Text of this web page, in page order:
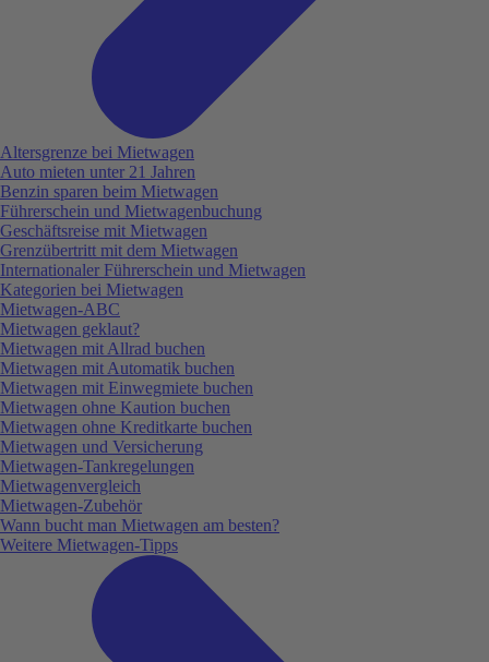
Altersgrenze bei Mietwagen
Auto mieten unter 21 Jahren
Benzin sparen beim Mietwagen
Führerschein und Mietwagenbuchung
Geschäftsreise mit Mietwagen
Grenzübertritt mit dem Mietwagen
Internationaler Führerschein und Mietwagen
Kategorien bei Mietwagen
Mietwagen-ABC
Mietwagen geklaut?
Mietwagen mit Allrad buchen
Mietwagen mit Automatik buchen
Mietwagen mit Einwegmiete buchen
Mietwagen ohne Kaution buchen
Mietwagen ohne Kreditkarte buchen
Mietwagen und Versicherung
Mietwagen-Tankregelungen
Mietwagenvergleich
Mietwagen-Zubehör
Wann bucht man Mietwagen am besten?
Weitere Mietwagen-Tipps